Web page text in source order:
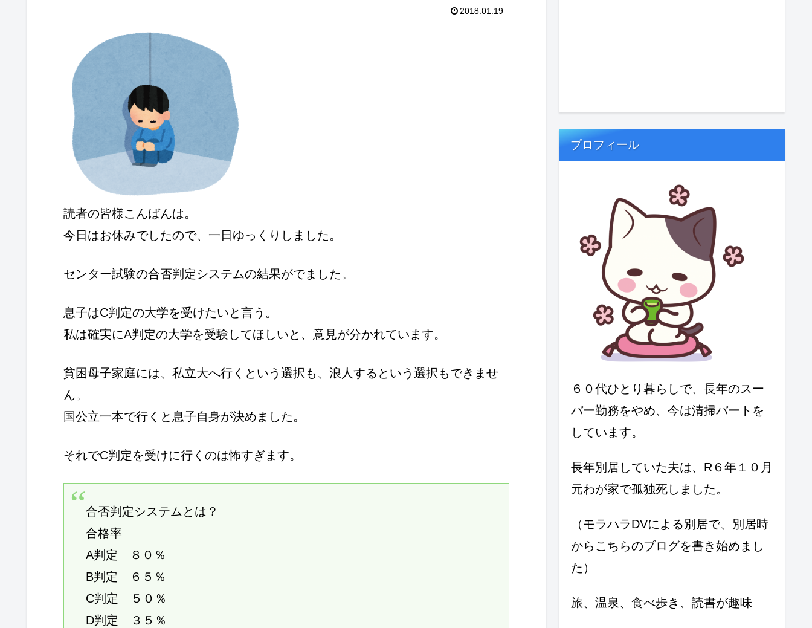
2018.01.19
読者の皆様こんばんは。
今日はお休みでしたので、一日ゆっくりしました。
センター試験の合否判定システムの結果がでました。
息子はC判定の大学を受けたいと言う。
私は確実にA判定の大学を受験してほしいと、意見が分かれています。
貧困母子家庭には、私立大へ行くという選択も、浪人するという選択もできませ
ん。
国公立一本で行くと息子自身が決めました。
それでC判定を受けに行くのは怖すぎます。
合否判定システムとは？
合格率
A判定 ８０％
B判定 ６５％
C判定 ５０％
D判定 ３５％
プロフィール
６０代ひとり暮らしで、長年のスー
パー勤務をやめ、今は清掃パートを
しています。
長年別居していた夫は、R６年１０月
元わが家で孤独死しました。
（モラハラDVによる別居で、別居時
からこちらのブログを書き始めまし
た）
旅、温泉、食べ歩き、読書が趣味